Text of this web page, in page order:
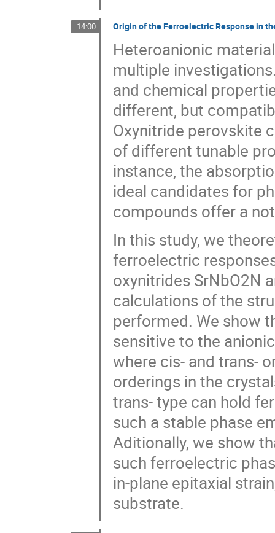
14:00 Origin of the Ferroelectric Response in
Heteroanionic
multiple
and chemical
different, but
Oxynitride perovskite
of different tunable
instance, the
ideal candidates for
compounds offer a
In this study, we
ferroelectric
oxynitrides SrNbO2N
calculations of the
performed. We show
sensitive to the
where cis- and trans-
orderings in the
trans- type can hold
such a stable phase
Aditionally, we show
such ferroelectric
in-plane epitaxial
substrate.